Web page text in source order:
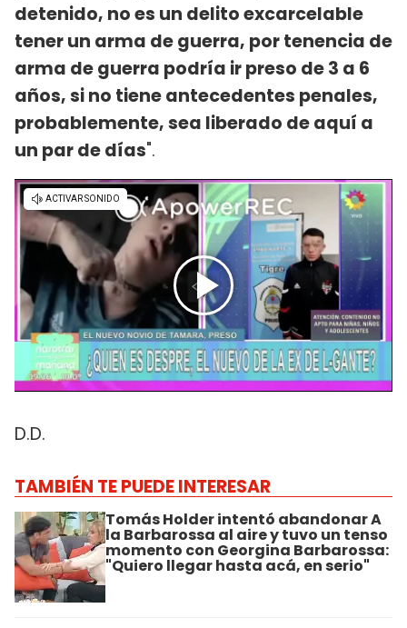
detenido, no es un delito excarcelable
tener un arma de guerra, por tenencia de
arma de guerra podría ir preso de 3 a 6
años, si no tiene antecedentes penales,
probablemente, sea liberado de aquí a
un par de días".
D.D.
TAMBIÉN TE PUEDE INTERESAR
Tomás Holder intentó abandonar A
la Barbarossa al aire y tuvo un tenso
momento con Georgina Barbarossa:
"Quiero llegar hasta acá, en serio"